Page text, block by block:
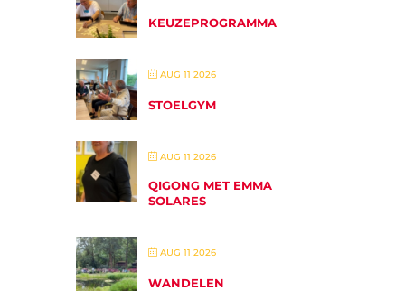
KEUZEPROGRAMMA
AUG 11 2026
STOELGYM
AUG 11 2026
QIGONG MET EMMA
SOLARES
AUG 11 2026
WANDELEN